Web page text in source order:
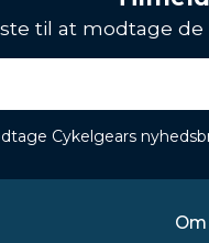
til at modtage
Cykelgears